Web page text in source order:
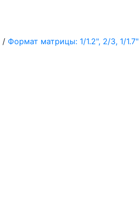
/ Формат матрицы: 1/1.2", 2/3, 1/1.7"